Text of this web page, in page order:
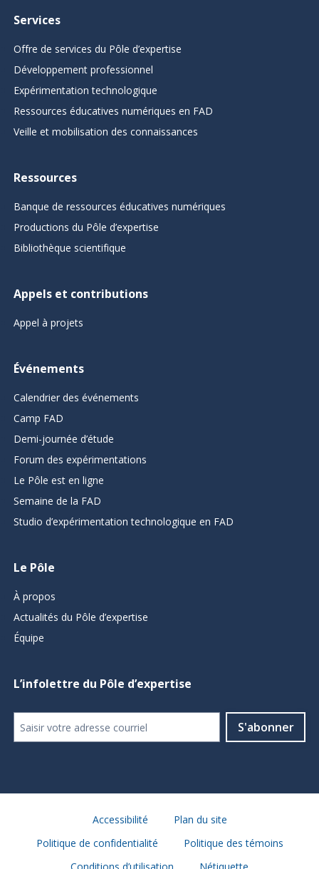
Services
Offre de services du Pôle d’expertise
Développement professionnel
Expérimentation technologique
Ressources éducatives numériques en FAD
Veille et mobilisation des connaissances
Ressources
Banque de ressources éducatives numériques
Productions du Pôle d’expertise
Bibliothèque scientifique
Appels et contributions
Appel à projets
Événements
Calendrier des événements
Camp FAD
Demi-journée d’étude
Forum des expérimentations
Le Pôle est en ligne
Semaine de la FAD
Studio d’expérimentation technologique en FAD
Le Pôle
À propos
Actualités du Pôle d’expertise
Équipe
L’infolettre du Pôle d’expertise
Accessibilité
Plan du site
Politique de confidentialité
Politique des témoins